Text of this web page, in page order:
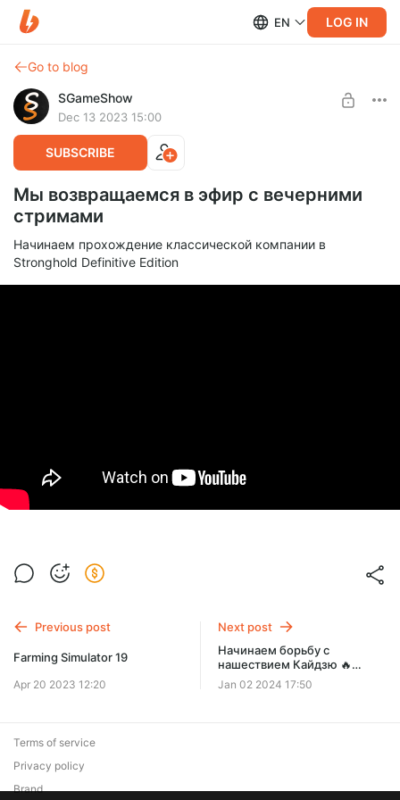
EN LOG IN
Go to blog
SGameShow
Dec 13 2023 15:00
SUBSCRIBE
Мы возвращаемся в эфир с вечерними
стримами
Начинаем прохождение классической компании в
Stronghold Definitive Edition
Previous post
Farming Simulator 19
Apr 20 2023 12:20
Next post
Начинаем борьбу с
нашествием Кайдзю 🔥
Mechs V Kaijus
Jan 02 2024 17:50
Terms of service
Privacy policy
Brand